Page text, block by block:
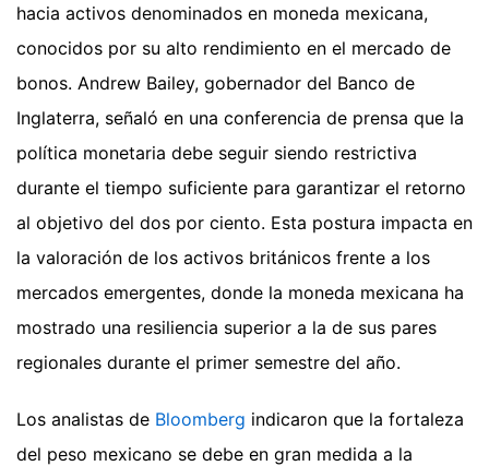
hacia activos denominados en moneda mexicana,
conocidos por su alto rendimiento en el mercado de
bonos. Andrew Bailey, gobernador del Banco de
Inglaterra, señaló en una conferencia de prensa que la
política monetaria debe seguir siendo restrictiva
durante el tiempo suficiente para garantizar el retorno
al objetivo del dos por ciento. Esta postura impacta en
la valoración de los activos británicos frente a los
mercados emergentes, donde la moneda mexicana ha
mostrado una resiliencia superior a la de sus pares
regionales durante el primer semestre del año.
Los analistas de Bloomberg indicaron que la fortaleza
del peso mexicano se debe en gran medida a la